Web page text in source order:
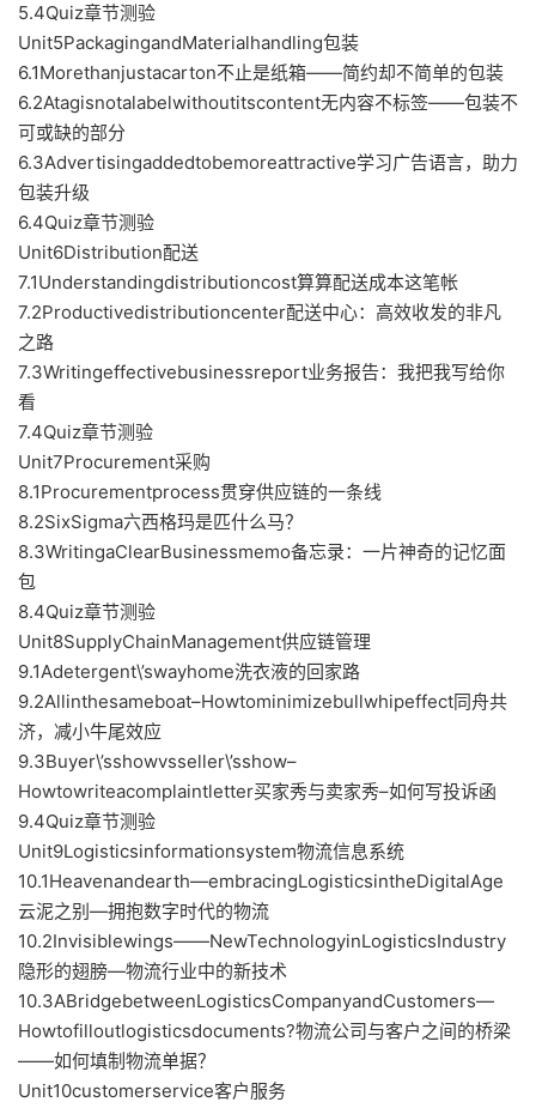
5.4Quiz章节测验
Unit5PackagingandMaterialhandling包装
6.1Morethanjustacarton不止是纸箱——简约却不简单的包装
6.2Atagisnotalabelwithoutitscontent无内容不标签——包装不
可或缺的部分
6.3Advertisingaddedtobemoreattractive学习广告语言，助力
包装升级
6.4Quiz章节测验
Unit6Distribution配送
7.1Understandingdistributioncost算算配送成本这笔帐
7.2Productivedistributioncenter配送中心：高效收发的非凡
之路
7.3Writingeffectivebusinessreport业务报告：我把我写给你
看
7.4Quiz章节测验
Unit7Procurement采购
8.1Procurementprocess贯穿供应链的一条线
8.2SixSigma六西格玛是匹什么马？
8.3WritingaClearBusinessmemo备忘录：一片神奇的记忆面
包
8.4Quiz章节测验
Unit8SupplyChainManagement供应链管理
9.1Adetergent\’swayhome洗衣液的回家路
9.2Allinthesameboat–Howtominimizebullwhipeffect同舟共
济，减小牛尾效应
9.3Buyer\’sshowvsseller\’sshow–
Howtowriteacomplaintletter买家秀与卖家秀–如何写投诉函
9.4Quiz章节测验
Unit9Logisticsinformationsystem物流信息系统
10.1Heavenandearth—embracingLogisticsintheDigitalAge
云泥之别—拥抱数字时代的物流
10.2Invisiblewings——NewTechnologyinLogisticsIndustry
隐形的翅膀—物流行业中的新技术
10.3ABridgebetweenLogisticsCompanyandCustomers—
Howtofilloutlogisticsdocuments?物流公司与客户之间的桥梁
——如何填制物流单据？
Unit10customerservice客户服务